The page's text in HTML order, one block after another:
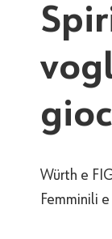
Würth e
Femminili